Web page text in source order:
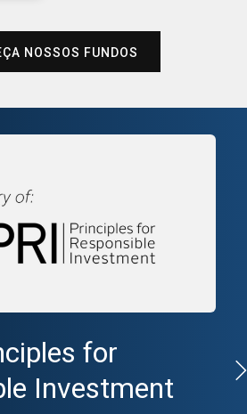
NOSSOS FUNDOS
for
Investment
avaliação
da